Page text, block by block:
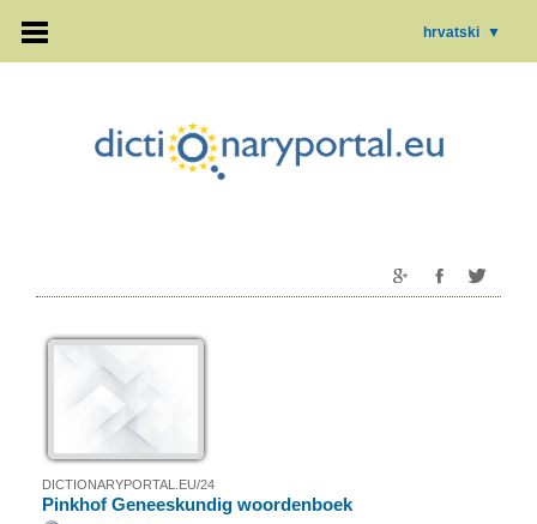
hrvatski ▼
DICTIONARYPORTAL.EU/24
Pinkhof Geneeskundig woordenboek